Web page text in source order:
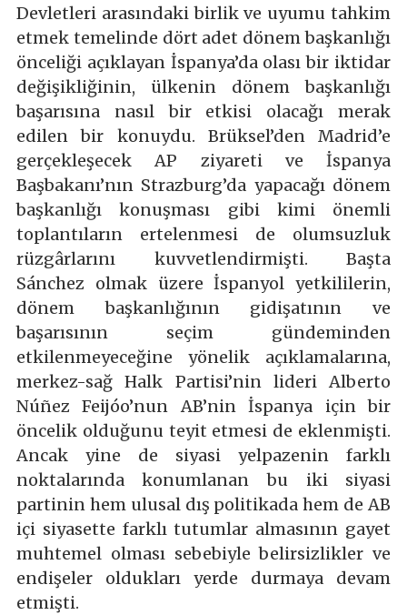
Devletleri arasındaki birlik ve uyumu tahkim
etmek temelinde dört adet dönem başkanlığı
önceliği açıklayan İspanya’da olası bir iktidar
değişikliğinin, ülkenin dönem başkanlığı
başarısına nasıl bir etkisi olacağı merak
edilen bir konuydu. Brüksel’den Madrid’e
gerçekleşecek AP ziyareti ve İspanya
Başbakanı’nın Strazburg’da yapacağı dönem
başkanlığı konuşması gibi kimi önemli
toplantıların ertelenmesi de olumsuzluk
rüzgârlarını kuvvetlendirmişti. Başta
Sánchez olmak üzere İspanyol yetkililerin,
dönem başkanlığının gidişatının ve
başarısının seçim gündeminden
etkilenmeyeceğine yönelik açıklamalarına,
merkez-sağ Halk Partisi’nin lideri Alberto
Núñez Feijóo’nun AB’nin İspanya için bir
öncelik olduğunu teyit etmesi de eklenmişti.
Ancak yine de siyasi yelpazenin farklı
noktalarında konumlanan bu iki siyasi
partinin hem ulusal dış politikada hem de AB
içi siyasette farklı tutumlar almasının gayet
muhtemel olması sebebiyle belirsizlikler ve
endişeler oldukları yerde durmaya devam
etmişti.